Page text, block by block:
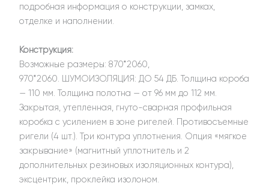
подробная информация о конструкции, замках,
отделке и наполнении.
Конструкция:
Возможные размеры: 870*2060,
970*2060. ШУМОИЗОЛЯЦИЯ: ДО 54 ДБ. Толщина короба
— 110 мм. Толщина полотна — от 96 мм до 112 мм.
Закрытая, утепленная, гнуто-сварная профильная
коробка с усилением в зоне ригелей. Противосъемные
ригели (4 шт.). Три контура уплотнения. Опция «мягкое
закрывание» (магнитный уплотнитель и 2
дополнительных резиновых изоляционных контура),
эксцентрик, проклейка изолоном.